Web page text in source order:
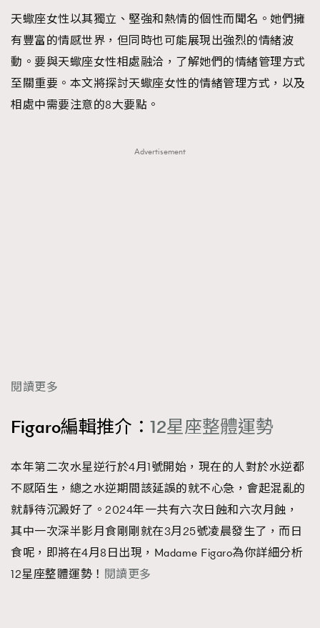
天蠍座女性以其獨立、堅強和熱情的個性而聞名。她們擁
有豐富的情感世界，但同時也可能展現出強烈的情緒波
動。要與天蠍座女性相處融洽，了解她們的情緒管理方式
至關重要。本文將探討天蠍座女性的情緒管理方式，以及
相處中需要注意的8大要點。
Advertisement
閱讀更多
Figaro編輯推介： 12星座整體運勢
本年第二次水星逆行於4月1號開始，現在的人對於水逆都
不感陌生，總之水逆期間該延誤的就不心急，會起混亂的
就靜待沉澱好了。2024年一共有六次日蝕和六次月蝕，
其中一次深半影月食剛剛就在3月25號凌晨發生了，而日
食呢，即將在4月8日出現，Madame Figaro為你詳細分析
12星座整體運勢！ 閱讀更多